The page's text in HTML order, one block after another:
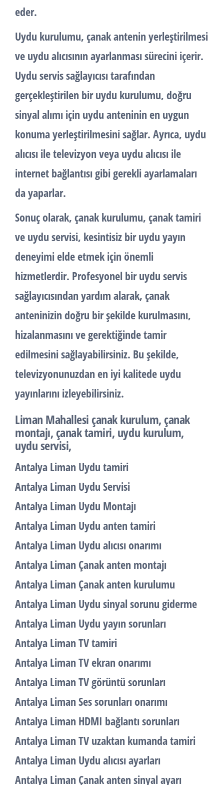
eder.
Uydu kurulumu, çanak antenin yerleştirilmesi
ve uydu alıcısının ayarlanması sürecini içerir.
Uydu servis sağlayıcısı tarafından
gerçekleştirilen bir uydu kurulumu, doğru
sinyal alımı için uydu anteninin en uygun
konuma yerleştirilmesini sağlar. Ayrıca, uydu
alıcısı ile televizyon veya uydu alıcısı ile
internet bağlantısı gibi gerekli ayarlamaları
da yaparlar.
Sonuç olarak, çanak kurulumu, çanak tamiri
ve uydu servisi, kesintisiz bir uydu yayın
deneyimi elde etmek için önemli
hizmetlerdir. Profesyonel bir uydu servis
sağlayıcısından yardım alarak, çanak
anteninizin doğru bir şekilde kurulmasını,
hizalanmasını ve gerektiğinde tamir
edilmesini sağlayabilirsiniz. Bu şekilde,
televizyonunuzdan en iyi kalitede uydu
yayınlarını izleyebilirsiniz.
Liman Mahallesi çanak kurulum, çanak
montajı, çanak tamiri, uydu kurulum,
uydu servisi,
Antalya Liman Uydu tamiri
Antalya Liman Uydu Servisi
Antalya Liman Uydu Montajı
Antalya Liman Uydu anten tamiri
Antalya Liman Uydu alıcısı onarımı
Antalya Liman Çanak anten montajı
Antalya Liman Çanak anten kurulumu
Antalya Liman Uydu sinyal sorunu giderme
Antalya Liman Uydu yayın sorunları
Antalya Liman TV tamiri
Antalya Liman TV ekran onarımı
Antalya Liman TV görüntü sorunları
Antalya Liman Ses sorunları onarımı
Antalya Liman HDMI bağlantı sorunları
Antalya Liman TV uzaktan kumanda tamiri
Antalya Liman Uydu alıcısı ayarları
Antalya Liman Çanak anten sinyal ayarı